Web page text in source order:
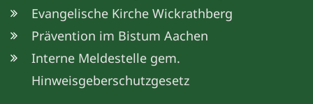
Evangelische Kirche Wickrathberg
Prävention im Bistum Aachen
Interne Meldestelle gem.
Hinweisgeberschutzgesetz